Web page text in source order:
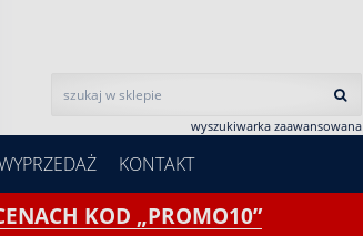
wyszukiwarka zaawansowana
KONTAKT
KOD „PROMO10”